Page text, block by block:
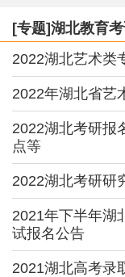
[专题]湖北教育考
2022湖北艺术类
2022年湖北省艺
2022湖北考研报
点等
2022湖北考研研
2021年下半年湖
试报名公告
2021湖北高考录